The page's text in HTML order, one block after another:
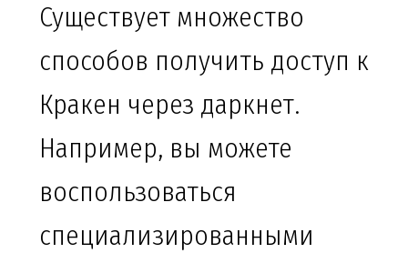
Существует множество
способов получить доступ к
Кракен через даркнет.
Например, вы можете
воспользоваться
специализированными